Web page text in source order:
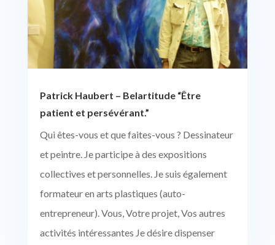
Patrick Haubert – Belartitude “Être
patient et persévérant.”
Qui êtes-vous et que faites-vous ? Dessinateur
et peintre. Je participe à des expositions
collectives et personnelles. Je suis également
formateur en arts plastiques (auto-
entrepreneur). Vous, Votre projet, Vos autres
activités intéressantes Je désire dispenser